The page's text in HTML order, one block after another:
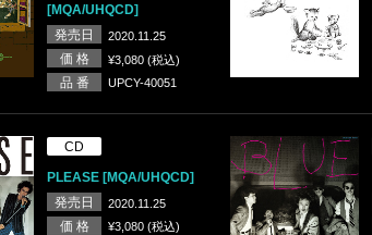
[MQA/UHQCD]
発売日
2020.11.25
価 格 ¥3,080 (税込)
品 番 UPCY-40051
CD
PLEASE [MQA/UHQCD]
発売日
2020.11.25
価 格 ¥3,080 (税込)